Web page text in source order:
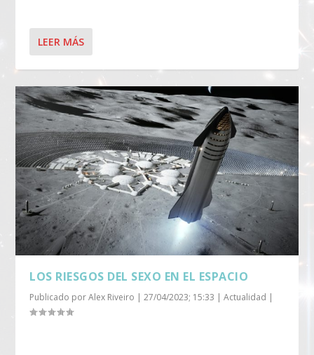
LEER MÁS
LOS RIESGOS DEL SEXO EN EL ESPACIO
Publicado porAlex Riveiro |27/04/2023; 15:33 |Actualidad